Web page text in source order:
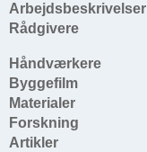
Arbejdsbeskrivelser
Rådgivere
Håndværkere
Byggefilm
Materialer
Forskning
Artikler